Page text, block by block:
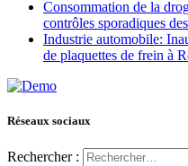
Consommation de la
contrôles sporadiques
Industrie automobile:
de plaquettes de frein à
Réseaux sociaux
Rechercher :